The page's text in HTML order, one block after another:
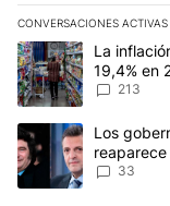
CONVERSACIONES ACTIVAS
Este listado muestra
Un artículo de
La
19,4% en
213
Un artículo de
Los
33